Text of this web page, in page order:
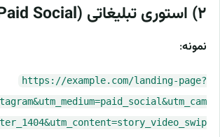
۲) استوری تبلیغاتی (Paid Social)
نمونه:
https://example.com/landing-page?